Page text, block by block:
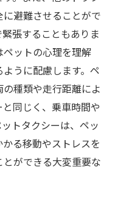
避難させることがで
張することもありま
ットの心理を理解
うに配慮します。ペ
種類や走行距離によ
同じく、乗車時間や
トタクシーは、ペッ
る移動やストレスを
ができる大変重要な